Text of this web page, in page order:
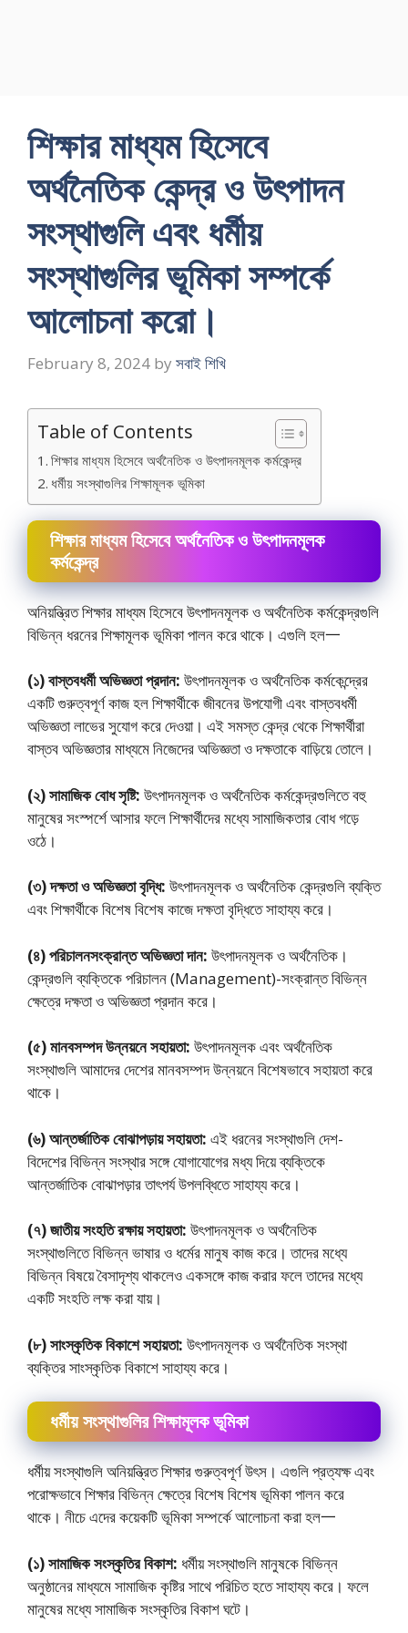
শিক্ষার মাধ্যম হিসেবে
অর্থনৈতিক কেন্দ্র ও উৎপাদন
সংস্থাগুলি এবং ধর্মীয়
সংস্থাগুলির ভূমিকা সম্পর্কে
আলােচনা করাে।
February 8, 2024 by সবাই শিখি
Table of Contents
শিক্ষার মাধ্যম হিসেবে অর্থনৈতিক ও উৎপাদনমূলক কর্মকেন্দ্র
ধর্মীয় সংস্থাগুলির শিক্ষামূলক ভূমিকা
শিক্ষার মাধ্যম হিসেবে অর্থনৈতিক ও উৎপাদনমূলক
কর্মকেন্দ্র
অনিয়ন্ত্রিত শিক্ষার মাধ্যম হিসেবে উৎপাদনমূলক ও অর্থনৈতিক কর্মকেন্দ্রগুলি
বিভিন্ন ধরনের শিক্ষামূলক ভূমিকা পালন করে থাকে। এগুলি হল一
(১) বাস্তবধর্মী অভিজ্ঞতা প্রদান: উৎপাদনমূলক ও অর্থনৈতিক কর্মকেন্দ্রের
একটি গুরুত্বপূর্ণ কাজ হল শিক্ষার্থীকে জীবনের উপযােগী এবং বাস্তবধর্মী
অভিজ্ঞতা লাভের সুযােগ করে দেওয়া। এই সমস্ত কেন্দ্র থেকে শিক্ষার্থীরা
বাস্তব অভিজ্ঞতার মাধ্যমে নিজেদের অভিজ্ঞতা ও দক্ষতাকে বাড়িয়ে তােলে।
(২) সামাজিক বোধ সৃষ্টি: উৎপাদনমূলক ও অর্থনৈতিক কর্মকেন্দ্রগুলিতে বহু
মানুষের সংস্পর্শে আসার ফলে শিক্ষার্থীদের মধ্যে সামাজিকতার বােধ গড়ে
ওঠে।
(৩) দক্ষতা ও অভিজ্ঞতা বৃদ্ধি: উৎপাদনমূলক ও অর্থনৈতিক কেন্দ্রগুলি ব্যক্তি
এবং শিক্ষার্থীকে বিশেষ বিশেষ কাজে দক্ষতা বৃদ্ধিতে সাহায্য করে।
(৪) পরিচালনসংক্রান্ত অভিজ্ঞতা দান: উৎপাদনমূলক ও অর্থনৈতিক।
কেন্দ্রগুলি ব্যক্তিকে পরিচালন (Management)-সংক্রান্ত বিভিন্ন
ক্ষেত্রে দক্ষতা ও অভিজ্ঞতা প্রদান করে।
(৫) মানবসম্পদ উন্নয়নে সহায়তা: উৎপাদনমূলক এবং অর্থনৈতিক
সংস্থাগুলি আমাদের দেশের মানবসম্পদ উন্নয়নে বিশেষভাবে সহায়তা করে
থাকে।
(৬) আন্তর্জাতিক বােঝাপড়ায় সহায়তা: এই ধরনের সংস্থাগুলি দেশ-
বিদেশের বিভিন্ন সংস্থার সঙ্গে যােগাযােগের মধ্য দিয়ে ব্যক্তিকে
আন্তর্জাতিক বােঝাপড়ার তাৎপর্য উপলব্ধিতে সাহায্য করে।
(৭) জাতীয় সংহতি রক্ষায় সহায়তা: উৎপাদনমূলক ও অর্থনৈতিক
সংস্থাগুলিতে বিভিন্ন ভাষার ও ধর্মের মানুষ কাজ করে। তাদের মধ্যে
বিভিন্ন বিষয়ে বৈসাদৃশ্য থাকলেও একসঙ্গে কাজ করার ফলে তাদের মধ্যে
একটি সংহতি লক্ষ করা যায়।
(৮) সাংস্কৃতিক বিকাশে সহায়তা: উৎপাদনমূলক ও অর্থনৈতিক সংস্থা
ব্যক্তির সাংস্কৃতিক বিকাশে সাহায্য করে।
ধর্মীয় সংস্থাগুলির শিক্ষামূলক ভূমিকা
ধর্মীয় সংস্থাগুলি অনিয়ন্ত্রিত শিক্ষার গুরুত্বপূর্ণ উৎস। এগুলি প্রত্যক্ষ এবং
পরােক্ষভাবে শিক্ষার বিভিন্ন ক্ষেত্রে বিশেষ বিশেষ ভূমিকা পালন করে
থাকে। নীচে এদের কয়েকটি ভূমিকা সম্পর্কে আলােচনা করা হল一
(১) সামাজিক সংস্কৃতির বিকাশ: ধর্মীয় সংস্থাগুলি মানুষকে বিভিন্ন
অনুষ্ঠানের মাধ্যমে সামাজিক কৃষ্টির সাথে পরিচিত হতে সাহায্য করে। ফলে
মানুষের মধ্যে সামাজিক সংস্কৃতির বিকাশ ঘটে।